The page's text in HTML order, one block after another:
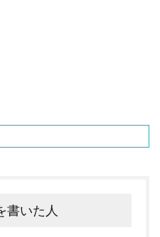
書いた人